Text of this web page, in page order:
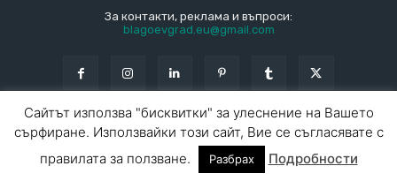
За контакти, реклама и въпроси:
blagoevgrad.eu@gmail.com
Общи условия
За контакти
За реклама СПРАВОЧНИК СЪБИТИЯ
Сайтът използва "бисквитки" за улеснение на Вашето
сърфиране. Използвайки този сайт, Вие се съгласявате с
правилата за ползване.
Разбрах Подробности